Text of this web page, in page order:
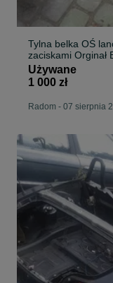
Tylna belka OŚ
zaciskami Orginał
Używane
1 000 zł
Radom - 07 sierpnia